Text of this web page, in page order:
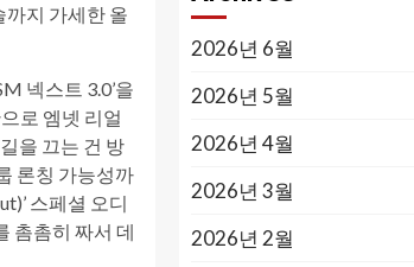
까지 가세한 올
넥스트 3.0’을
로 엠넷 리얼
을 끄는 건 방
론칭 가능성까
스페셜 오디
촘촘히 짜서 데
2026년 6월
2026년 5월
2026년 4월
2026년 3월
2026년 2월